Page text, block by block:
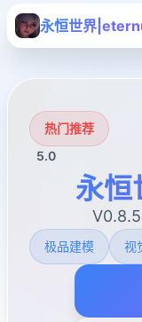
永恒世界
热门推荐
5.0
永
极品建模 视